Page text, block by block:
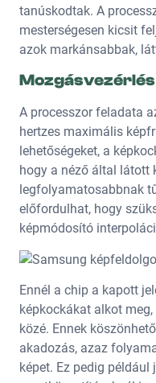
tanúskodtak. A
mesterségesen kicsit
azok markánsabbak,
Mozgásvezérlés
A processzor feladata
hertzes maximális
lehetőségeket, a
hogy a néző által látott
legfolyamatosabbnak
előfordulhat, hogy
képmódosító
Ennél a chip a kapott
képkockákat alkot
közé. Ennek
akadozás, azaz
képet. Ez pedig